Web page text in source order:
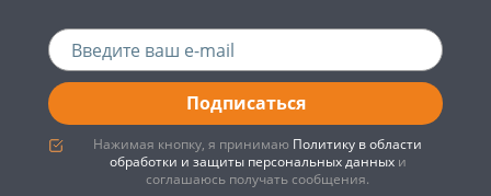
Подписаться
Нажимая кнопку, я принимаю Политику в области
обработки и защиты персональных данныхи
соглашаюсь получать сообщения.